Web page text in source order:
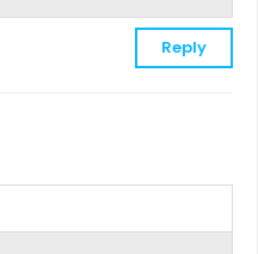
Reply